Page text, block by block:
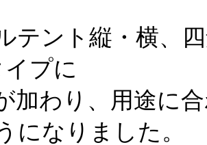
テント縦・横、
プに
加わり、用途に
になりました。